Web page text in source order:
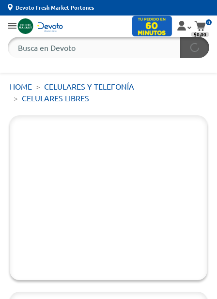
Devoto Fresh Market Portones
0
$0,00
HOME
CELULARES Y TELEFONÍA
CELULARES LIBRES